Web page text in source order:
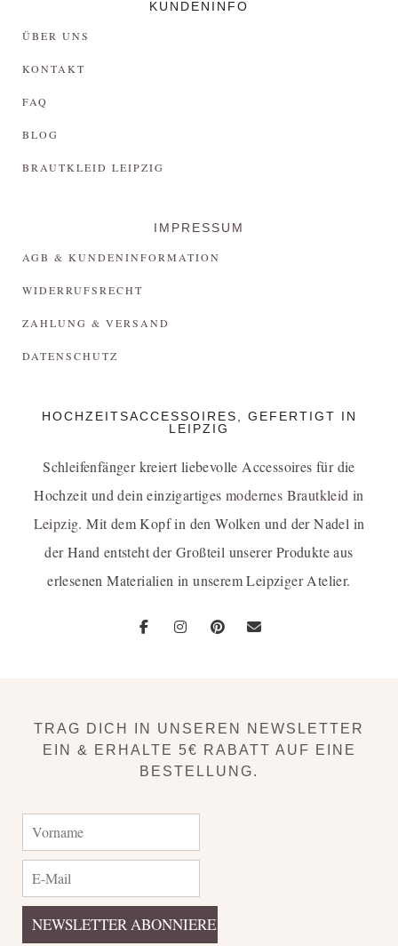
KUNDENINFO
ÜBER UNS
KONTAKT
FAQ
BLOG
BRAUTKLEID LEIPZIG
IMPRESSUM
AGB & KUNDENINFORMATION
WIDERRUFSRECHT
ZAHLUNG & VERSAND
DATENSCHUTZ
HOCHZEITSACCESSOIRES, GEFERTIGT IN
LEIPZIG
Schleifenfänger kreiert liebevolle Accessoires für die
Hochzeit und dein einzigartiges modernes Brautkleid in
Leipzig. Mit dem Kopf in den Wolken und der Nadel in
der Hand entsteht der Großteil unserer Produkte aus
erlesenen Materialien in unserem Leipziger Atelier.
TRAG DICH IN UNSEREN NEWSLETTER
EIN & ERHALTE 5€ RABATT AUF EINE
BESTELLUNG.